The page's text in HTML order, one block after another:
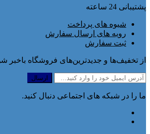
پشتیبانی 24 ساعته
شیوه های پرداخت
رویه های ارسال سفارش
ثبت سفارش
از تخفیف‌ها و جدیدترین‌های فروشگاه باخبر
ما را در شبکه های اجتماعی دنبال کنید.